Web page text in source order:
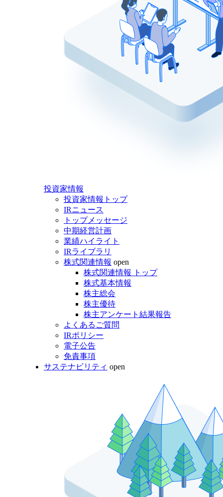
投資家情報
投資家情報トップ
IRニュース
トップメッセージ
中期経営計画
業績ハイライト
IRライブラリ
株式関連情報 open
株式関連情報 トップ
株式基本情報
株主総会
株主優待
株主アンケート結果報告
よくあるご質問
IRポリシー
電子公告
免責事項
サステナビリティ open